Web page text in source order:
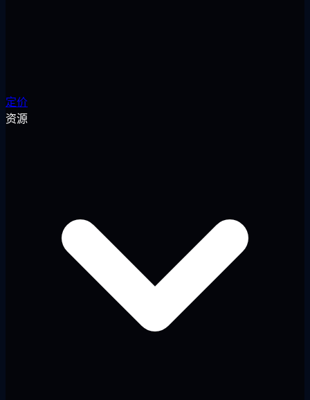
定价
资源